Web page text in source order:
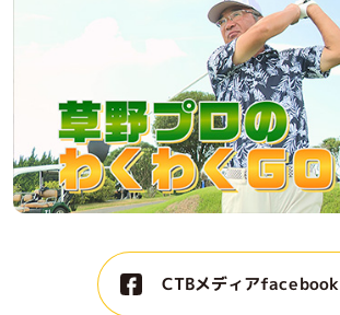
CTBメディアfacebook